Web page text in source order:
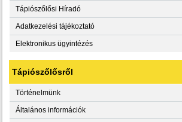
Tápiószőlősi Híradó
Adatkezelési tájékoztató
Elektronikus ügyintézés
Tápiószőlősről
Történelmünk
Általános információk